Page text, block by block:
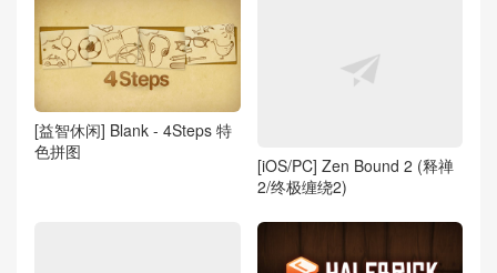
[益智休闲] Blank - 4Steps 特
色拼图
[iOS/PC] Zen Bound 2 (释禅
2/终极缠绕2)